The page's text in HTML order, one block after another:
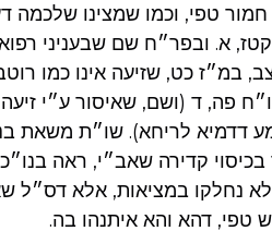
טפי, וכמו שמצינו שלכמה
א. ובפר״ח שם שבעניני
במ״ז כט, שזיעה אינו כמו
פה, ד (ושם, שאיסור ע״י
דדמיא לריחא). שו״ת משאת
קדירה שאב״י, ראה
נחלקו במציאות, אלא דס״ל
טפי, דהא והא איתנהו בה.